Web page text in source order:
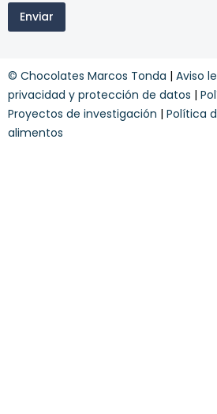
d
o
i
o
c
o
n
d
i
Enviar
© Chocolates Marcos Tonda | Aviso
privacidad y protección de datos |
Proyectos de investigación | Política
alimentos